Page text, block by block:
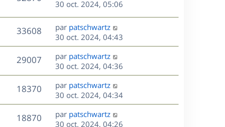
e
s
a
g
e
m
e
s
s
a
g
e
i
e
r
m
e
s
s
a
g
e
u
e
e
n
i
e
r
m
e
s
s
a
g
e
30 oct. 2024, 05:06
33608V
u
s
D
e
r
n
i
e
r
m
e
s
par patschwartz
30 oct. 2024, 04:43
29007V
u
s
D
e
r
n
i
e
r
par patschwartz
30 oct. 2024, 04:36
18370V
u
D
e
r
n
i
par patschwartz
30 oct. 2024, 04:34
18870V
D
e
par patschwartz
30 oct. 2024, 04:26